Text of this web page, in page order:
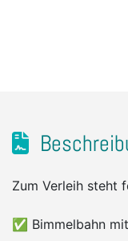
Zum Verleih steht
✅ Bimmelbahn